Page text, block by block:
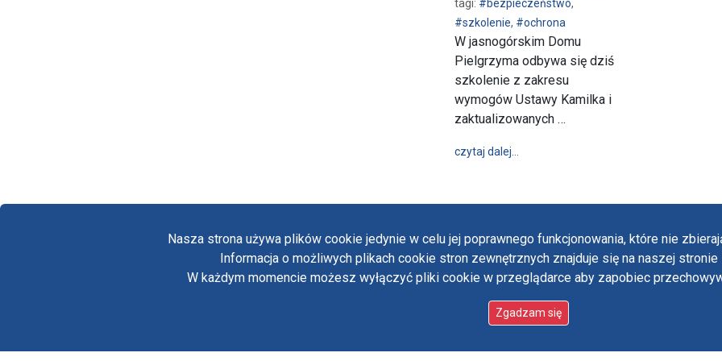
Nasza strona używa plików cookie jedynie w celu jej poprawnego funkcjonowania, które nie
Informacja o możliwych plikach cookie stron zewnętrznych znajduje się na naszej
W każdym momencie możesz wyłączyć pliki cookie w przeglądarce aby zapobiec
Zgadzam się
tagi: #bezpieczeństwo,
#szkolenie, #ochrona
W jasnogórskim Domu
Pielgrzyma odbywa się dziś
szkolenie z zakresu
wymogów Ustawy Kamilka i
zaktualizowanych …
czytaj dalej…